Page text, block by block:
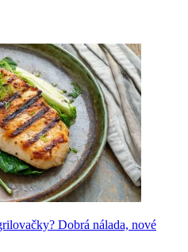
Dobrá nálada, nové